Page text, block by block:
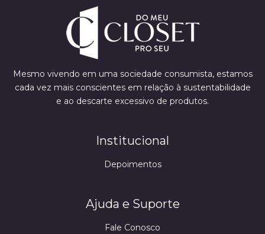
Mesmo vivendo em uma sociedade consumista, estamos
cada vez mais conscientes em relação à sustentabilidade
e ao descarte excessivo de produtos.
Institucional
Depoimentos
Ajuda e Suporte
Fale Conosco